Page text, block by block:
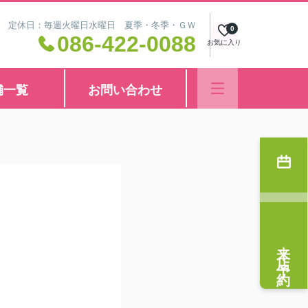
定休日：毎週火曜日水曜日 夏季・冬季・ＧＷ
086-422-0088 お気に入り
0
一覧 お問い合わせ
来店予約